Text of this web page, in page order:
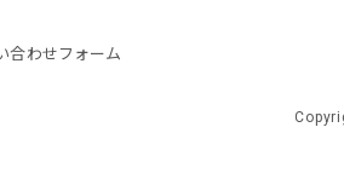
合わせフォーム